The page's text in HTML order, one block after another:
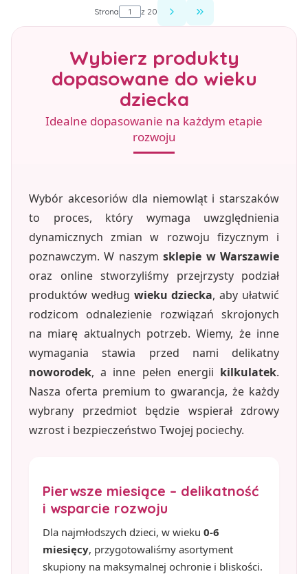
Strona z 20 Przejdź do ostatniej
Wybierz produkty
dopasowane do wieku
dziecka
Idealne dopasowanie na każdym etapie
rozwoju
Wybór akcesoriów dla niemowląt i starszaków
to proces, który wymaga uwzględnienia
dynamicznych zmian w rozwoju fizycznym i
poznawczym. W naszymsklepie w Warszawie
oraz online stworzyliśmy przejrzysty podział
produktów według wieku dziecka, aby ułatwić
rodzicom odnalezienie rozwiązań skrojonych
na miarę aktualnych potrzeb. Wiemy, że inne
wymagania stawia przed nami delikatny
noworodek, a inne pełen energii kilkulatek.
Nasza oferta premium to gwarancja, że każdy
wybrany przedmiot będzie wspierał zdrowy
wzrost i bezpieczeństwo Twojej pociechy.
Pierwsze miesiące – delikatność
i wsparcie rozwoju
Dla najmłodszych dzieci, w wieku 0-6
miesięcy, przygotowaliśmy asortyment
skupiony na maksymalnej ochronie i bliskości.